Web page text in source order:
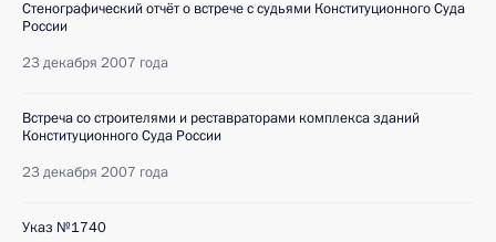
Стенографический отчёт о встрече с судьями Конституционного Суда
России
23 декабря 2007 года
Встреча со строителями и реставраторами комплекса зданий
Конституционного Суда России
23 декабря 2007 года
Указ №1740